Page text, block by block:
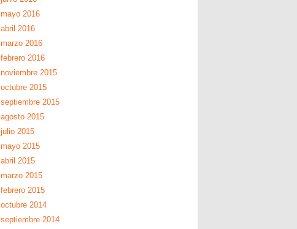
mayo 2016
abril 2016
marzo 2016
febrero 2016
noviembre 2015
octubre 2015
septiembre 2015
agosto 2015
julio 2015
mayo 2015
abril 2015
marzo 2015
febrero 2015
octubre 2014
septiembre 2014